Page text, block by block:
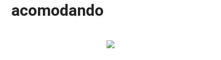
acomodando